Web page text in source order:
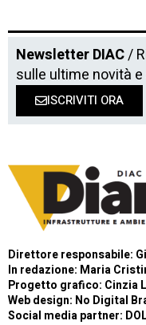
Newsletter DIAC/
sulle ultime novità
ISCRIVITI ORA
Direttore responsabile:
In redazione: Maria
Progetto grafico: Cinzia
Web design: No Digital
Social media partner: